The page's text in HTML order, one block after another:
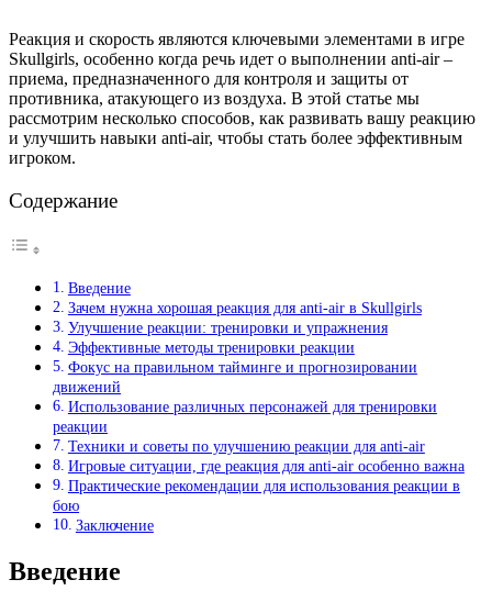
Реакция и скорость являются ключевыми элементами в игре
Skullgirls, особенно когда речь идет о выполнении anti-air –
приема, предназначенного для контроля и защиты от
противника, атакующего из воздуха. В этой статье мы
рассмотрим несколько способов, как развивать вашу реакцию
и улучшить навыки anti-air, чтобы стать более эффективным
игроком.
Содержание
Введение
Зачем нужна хорошая реакция для anti-air в Skullgirls
Улучшение реакции: тренировки и упражнения
Эффективные методы тренировки реакции
Фокус на правильном тайминге и прогнозировании
движений
Использование различных персонажей для тренировки
реакции
Техники и советы по улучшению реакции для anti-air
Игровые ситуации, где реакция для anti-air особенно важна
Практические рекомендации для использования реакции в
бою
Заключение
Введение